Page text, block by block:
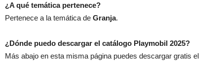
¿A qué temática pertenece?
Pertenece a la temática de Granja.
¿Dónde puedo descargar el catálogo Playmobil 2025?
Más abajo en esta misma página puedes descargar gratis el